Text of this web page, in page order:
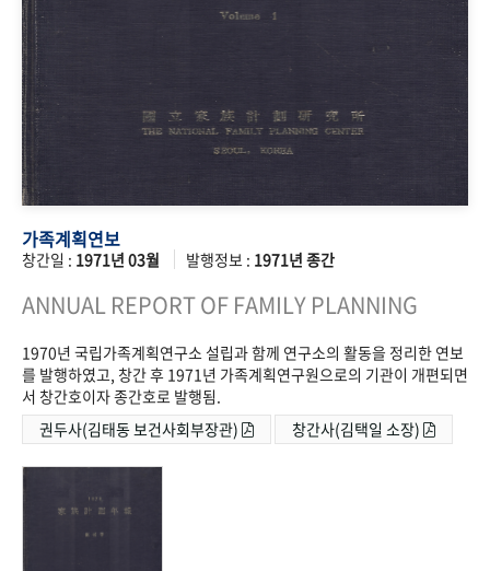
가족계획연보
창간일 : 1971년 03월 발행정보 : 1971년 종간
ANNUAL REPORT OF FAMILY PLANNING
1970년 국립가족계획연구소 설립과 함께 연구소의 활동을 정리한 연보
를 발행하였고, 창간 후 1971년 가족계획연구원으로의 기관이 개편되면
서 창간호이자 종간호로 발행됨.
권두사(김태동 보건사회부장관)
창간사(김택일 소장)